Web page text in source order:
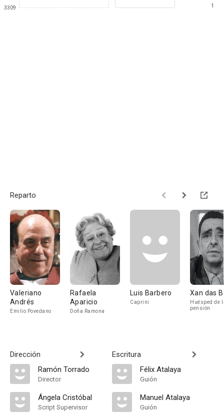
3309
1
Reparto
Valeriano
Andrés
Emilio Povedano
Rafaela
Aparicio
Doña Ramona
Luis Barbero
Caprini
Xan das
Huésped de
pensión
Dirección
Ramón Torrado
Director
Ángela Cristóbal
Script Supervisor
Escritura
Félix Atalaya
Guión
Manuel Atalaya
Guión